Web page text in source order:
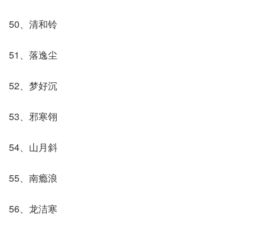
50、清和铃
51、落逸尘
52、梦好沉
53、邪寒翎
54、山月斜
55、南瘾浪
56、龙洁寒